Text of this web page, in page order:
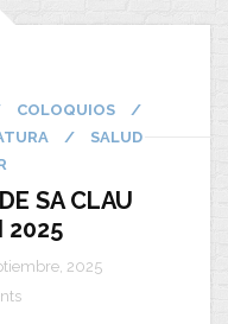
COLOQUIOS
/
/
SALUD
SA CLAU
2025
2025